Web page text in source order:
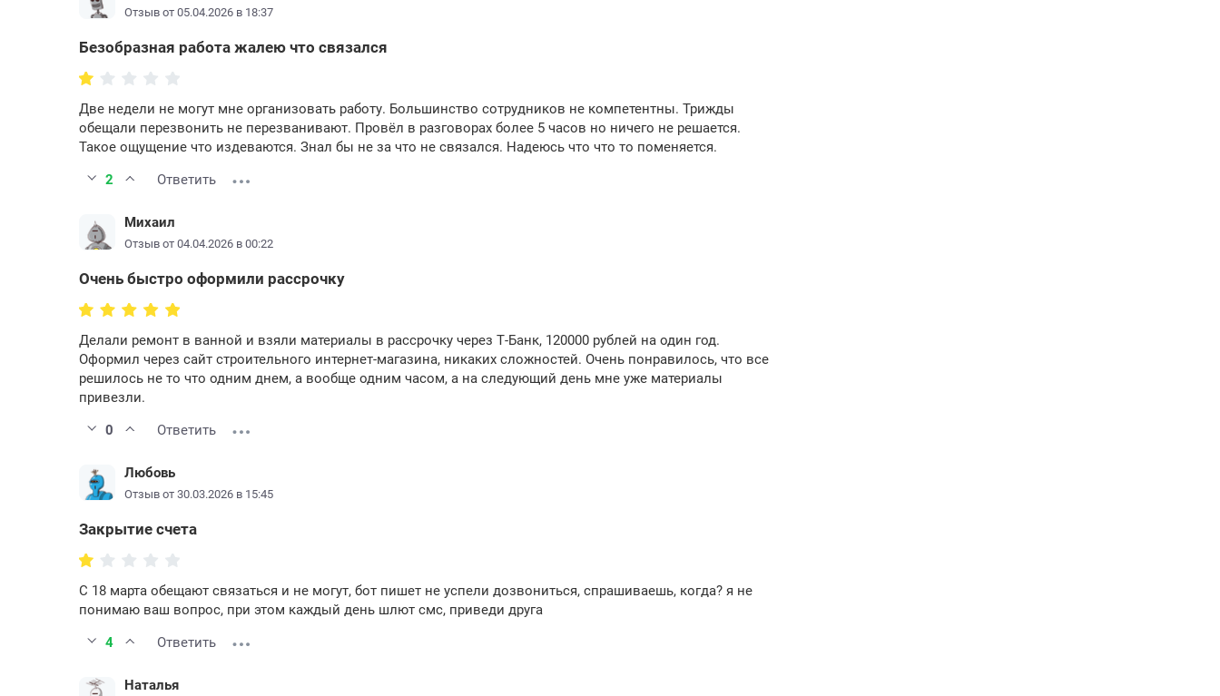
Отзыв от 05.04.2026 в 18:37
Безобразная работа жалею что связался
Две недели не могут мне организовать работу. Большинство сотрудников не компетентны. Трижды
обещали перезвонить не перезванивают. Провёл в разговорах более 5 часов но ничего не решается.
Такое ощущение что издеваются. Знал бы не за что не связался. Надеюсь что что то поменяется.
2
Ответить
Михаил
Отзыв от 04.04.2026 в 00:22
Очень быстро оформили рассрочку
Делали ремонт в ванной и взяли материалы в рассрочку через Т-Банк, 120000 рублей на один год.
Оформил через сайт строительного интернет-магазина, никаких сложностей. Очень понравилось, что все
решилось не то что одним днем, а вообще одним часом, а на следующий день мне уже материалы
привезли.
0
Ответить
Любовь
Отзыв от 30.03.2026 в 15:45
Закрытие счета
С 18 марта обещают связаться и не могут, бот пишет не успели дозвониться, спрашиваешь, когда? я не
понимаю ваш вопрос, при этом каждый день шлют смс, приведи друга
4
Ответить
Наталья